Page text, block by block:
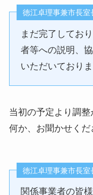
徳江卓理事兼市長室
まだ完了してお
者等への説明、
いただいておりま
当初の予定より調
何か、お聞かせくだ
徳江卓理事兼市長室
関係事業者の皆